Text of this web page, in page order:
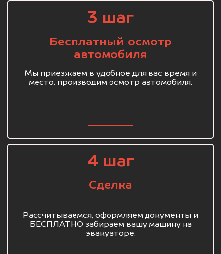
3 шаг
Бесплатный осмотр
автомобиля
Мы приезжаем в удобное для вас время и
место, производим осмотр автомобиля.
4 шаг
Сделка
Рассчитываемся, оформляем документы и
БЕСПЛАТНО забираем вашу машину на
эвакуаторе.